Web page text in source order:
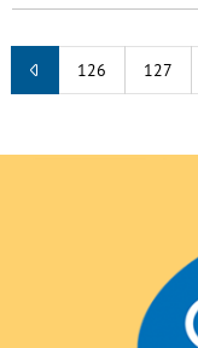
126 127